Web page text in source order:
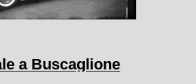
a Buscaglione